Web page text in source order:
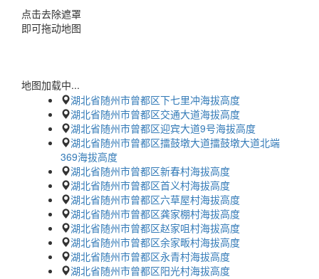
点击去除遮罩
即可拖动地图
地图加载中...
湖北省随州市曾都区下七里冲海拔高度
湖北省随州市曾都区交通大道海拔高度
湖北省随州市曾都区迎宾大道9号海拔高度
湖北省随州市曾都区擂鼓墩大道擂鼓墩大道北端
369海拔高度
湖北省随州市曾都区新春村海拔高度
湖北省随州市曾都区首义村海拔高度
湖北省随州市曾都区六草屋村海拔高度
湖北省随州市曾都区龚家棚村海拔高度
湖北省随州市曾都区赵家咀村海拔高度
湖北省随州市曾都区余家畈村海拔高度
湖北省随州市曾都区永青村海拔高度
湖北省随州市曾都区阳光村海拔高度